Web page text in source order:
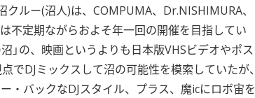
ルー(沼人)は、COMPUMA、Dr.NISHIMURA、
不定期ながらおよそ年一回の開催を目指してい
」の、映画というよりも日本版VHSビデオやポス
でDJミックスして沼の可能性を模索していたが、
・バックなDJスタイル、プラス、魔icにロボ宙を